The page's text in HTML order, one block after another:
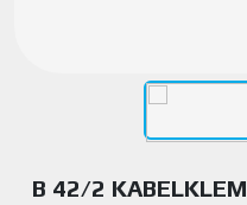
B 42/2 KABELKLEM